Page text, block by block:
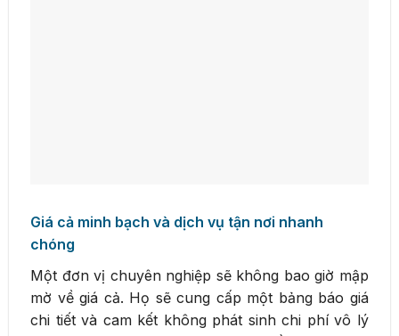
Giá cả minh bạch và dịch vụ tận nơi nhanh
chóng
Một đơn vị chuyên nghiệp sẽ không bao giờ mập
mờ về giá cả. Họ sẽ cung cấp một bảng báo giá
chi tiết và cam kết không phát sinh chi phí vô lý